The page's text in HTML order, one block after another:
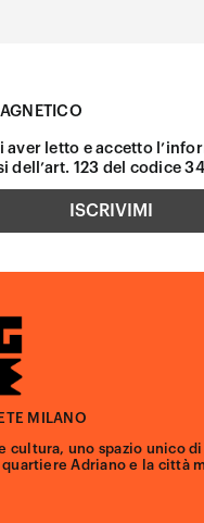
aver letto e accetto
dell’art. 123 del codice
MILANO
cultura, uno spazio unico
Adriano e la città